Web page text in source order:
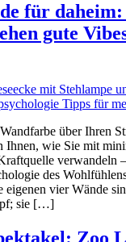
für
gute
über Ihren
Ihnen, wie Sie mit
verwandeln
des
eigenen vier Wände
sie […]